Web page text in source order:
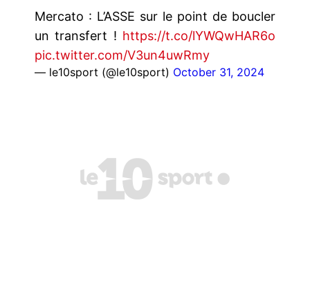
Mercato : L’ASSE sur le point de boucler
un transfert ! https://t.co/lYWQwHAR6o
pic.twitter.com/V3un4uwRmy
— le10sport (@le10sport) October 31, 2024